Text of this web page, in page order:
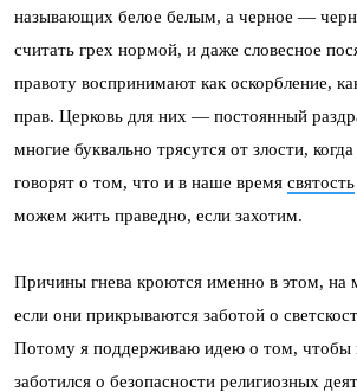
называющих белое белым, а черное —
считать грех нормой, и даже словесное
правоту воспринимают как оскорбление,
прав. Церковь для них — постоянный
многие буквально трясутся от злости,
говорят о том, что и в наше время святость
можем жить праведно, если захотим.
Причины гнева кроются именно в этом, на
если они прикрываются заботой о
Потому я поддерживаю идею о том, чтобы
заботился о безопасности религиозных